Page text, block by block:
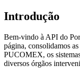
Introdução
Bem-vindo à API do
página, consolidamos
PUCOMEX, os
diversos órgãos